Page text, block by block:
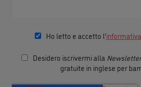
Ho letto e accetto l'
Desidero iscrivermi alla Newsletter
gratuite in inglese per